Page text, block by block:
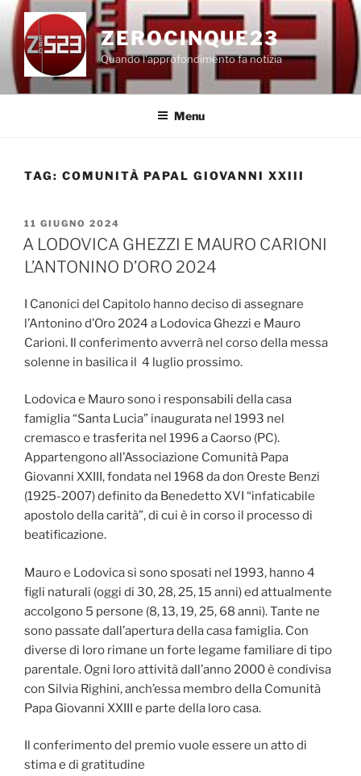
Salta
contenuto
ZEROCINQUE23
Quando l'approfondimento fa notizia
Menu
TAG: COMUNITÀ PAPAL GIOVANNI XXIII
PUBBLICATO
IL
11 GIUGNO 2024
A LODOVICA GHEZZI E MAURO CARIONI
L’ANTONINO D’ORO 2024
I Canonici del Capitolo hanno deciso di assegnare
l’Antonino d’Oro 2024 a Lodovica Ghezzi e Mauro
Carioni. Il conferimento avverrà nel corso della messa
solenne in basilica il 4 luglio prossimo.
Lodovica e Mauro sono i responsabili della casa
famiglia “Santa Lucia” inaugurata nel 1993 nel
cremasco e trasferita nel 1996 a Caorso (PC).
Appartengono all’Associazione Comunità Papa
Giovanni XXIII, fondata nel 1968 da don Oreste Benzi
(1925-2007) definito da Benedetto XVI “infaticabile
apostolo della carità”, di cui è in corso il processo di
beatificazione.
Mauro e Lodovica si sono sposati nel 1993, hanno 4
figli naturali (oggi di 30, 28, 25, 15 anni) ed attualmente
accolgono 5 persone (8, 13, 19, 25, 68 anni). Tante ne
sono passate dall’apertura della casa famiglia. Con
diverse di loro rimane un forte legame familiare di tipo
parentale. Ogni loro attività dall’anno 2000 è condivisa
con Silvia Righini, anch’essa membro della Comunità
Papa Giovanni XXIII e parte della loro casa.
Il conferimento del premio vuole essere un atto di
stima e di gratitudine